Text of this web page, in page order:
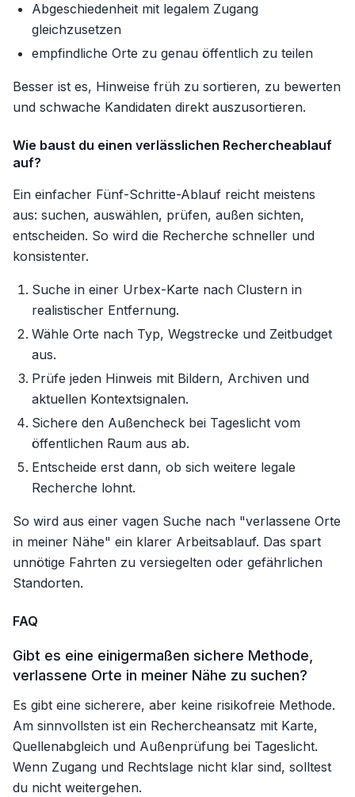
Abgeschiedenheit mit legalem Zugang
gleichzusetzen
empfindliche Orte zu genau öffentlich zu teilen
Besser ist es, Hinweise früh zu sortieren, zu bewerten
und schwache Kandidaten direkt auszusortieren.
Wie baust du einen verlässlichen Rechercheablauf
auf?
Ein einfacher Fünf-Schritte-Ablauf reicht meistens
aus: suchen, auswählen, prüfen, außen sichten,
entscheiden. So wird die Recherche schneller und
konsistenter.
Suche in einer Urbex-Karte nach Clustern in
realistischer Entfernung.
Wähle Orte nach Typ, Wegstrecke und Zeitbudget
aus.
Prüfe jeden Hinweis mit Bildern, Archiven und
aktuellen Kontextsignalen.
Sichere den Außencheck bei Tageslicht vom
öffentlichen Raum aus ab.
Entscheide erst dann, ob sich weitere legale
Recherche lohnt.
So wird aus einer vagen Suche nach "verlassene Orte
in meiner Nähe" ein klarer Arbeitsablauf. Das spart
unnötige Fahrten zu versiegelten oder gefährlichen
Standorten.
FAQ
Gibt es eine einigermaßen sichere Methode,
verlassene Orte in meiner Nähe zu suchen?
Es gibt eine sicherere, aber keine risikofreie Methode.
Am sinnvollsten ist ein Rechercheansatz mit Karte,
Quellenabgleich und Außenprüfung bei Tageslicht.
Wenn Zugang und Rechtslage nicht klar sind, solltest
du nicht weitergehen.